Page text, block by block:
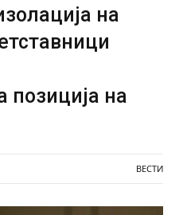
на
позиција на
ВЕСТИ